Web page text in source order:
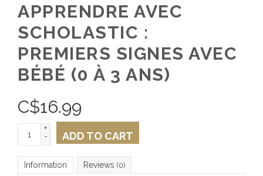
APPRENDRE AVEC
SCHOLASTIC :
PREMIERS SIGNES AVEC
BÉBÉ (0 À 3 ANS)
C$16.99
+
-
ADD TO CART
Information Reviews (0)